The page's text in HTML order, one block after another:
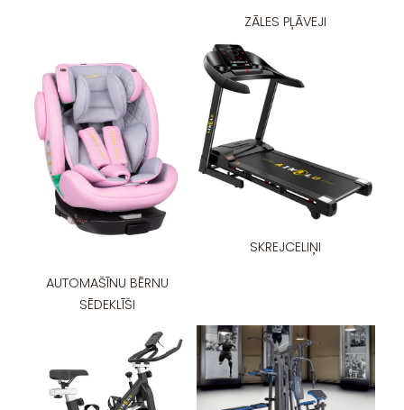
ZĀLES PĻĀVEJI
AUTOMAŠĪNU BĒRNU
SĒDEKLĪŠI
SKREJCELIŅI